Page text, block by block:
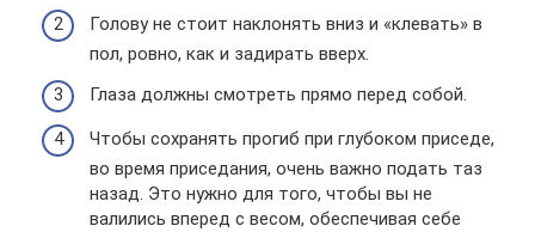
Голову не стоит наклонять вниз и «клевать» в
пол, ровно, как и задирать вверх.
Глаза должны смотреть прямо перед собой.
Чтобы сохранять прогиб при глубоком приседе,
во время приседания, очень важно подать таз
назад. Это нужно для того, чтобы вы не
валились вперед с весом, обеспечивая себе